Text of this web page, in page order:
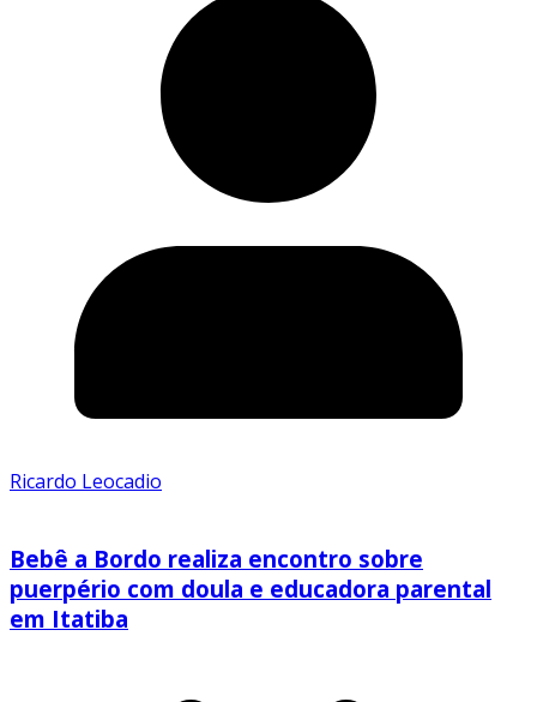
Ricardo Leocadio
Bebê a Bordo realiza encontro sobre
puerpério com doula e educadora parental
em Itatiba